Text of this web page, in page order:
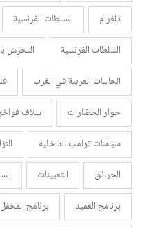
تلغرام
السلطات الفرنسية
السلطات الفرنسية
التحرش
الجاليات العربية في الغرب
حوار الحضارات
سلاف
سياسات ترامب الداخلية
الحرائق
التعيينات
برنامج العميد
برنامج